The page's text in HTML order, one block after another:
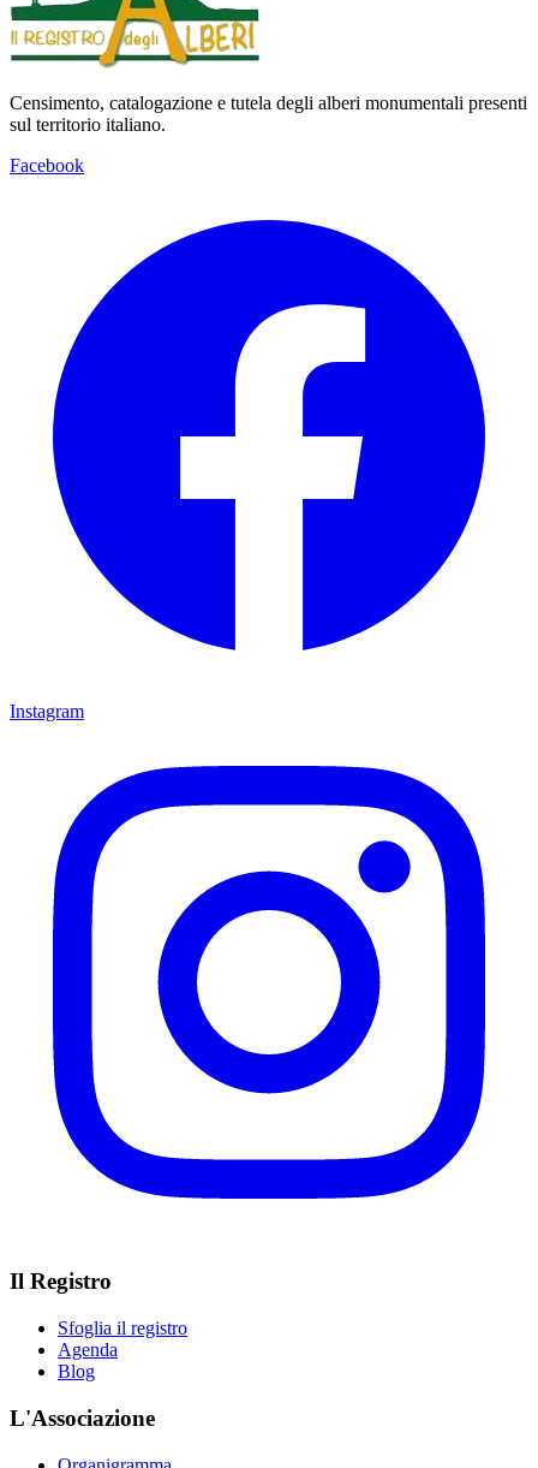
Censimento, catalogazione e tutela degli alberi monumentali presenti
sul territorio italiano.
Facebook
Instagram
Il Registro
Sfoglia il registro
Agenda
Blog
L'Associazione